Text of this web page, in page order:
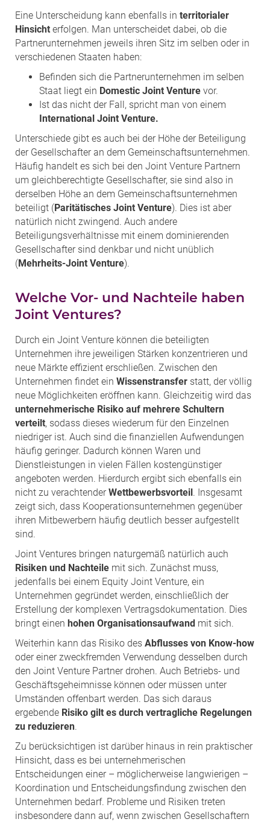
Eine Unterscheidung kann ebenfalls in territorialer
Hinsicht erfolgen. Man unterscheidet dabei, ob die
Partnerunternehmen jeweils ihren Sitz im selben oder in
verschiedenen Staaten haben:
Befinden sich die Partnerunternehmen im selben
Staat liegt ein Domestic Joint Venture vor.
Ist das nicht der Fall, spricht man von einem
International Joint Venture.
Unterschiede gibt es auch bei der Höhe der Beteiligung
der Gesellschafter an dem Gemeinschaftsunternehmen.
Häufig handelt es sich bei den Joint Venture Partnern
um gleichberechtigte Gesellschafter, sie sind also in
derselben Höhe an dem Gemeinschaftsunternehmen
beteiligt (Paritätisches Joint Venture). Dies ist aber
natürlich nicht zwingend. Auch andere
Beteiligungsverhältnisse mit einem dominierenden
Gesellschafter sind denkbar und nicht unüblich
(Mehrheits-Joint Venture).
Welche Vor- und Nachteile haben
Joint Ventures?
Durch ein Joint Venture können die beteiligten
Unternehmen ihre jeweiligen Stärken konzentrieren und
neue Märkte effizient erschließen. Zwischen den
Unternehmen findet ein Wissenstransfer statt, der völlig
neue Möglichkeiten eröffnen kann. Gleichzeitig wird das
unternehmerische Risiko auf mehrere Schultern
verteilt, sodass dieses wiederum für den Einzelnen
niedriger ist. Auch sind die finanziellen Aufwendungen
häufig geringer. Dadurch können Waren und
Dienstleistungen in vielen Fällen kostengünstiger
angeboten werden. Hierdurch ergibt sich ebenfalls ein
nicht zu verachtenderWettbewerbsvorteil. Insgesamt
zeigt sich, dass Kooperationsunternehmen gegenüber
ihren Mitbewerbern häufig deutlich besser aufgestellt
sind.
Joint Ventures bringen naturgemäß natürlich auch
Risiken und Nachteile mit sich. Zunächst muss,
jedenfalls bei einem Equity Joint Venture, ein
Unternehmen gegründet werden, einschließlich der
Erstellung der komplexen Vertragsdokumentation. Dies
bringt einen hohen Organisationsaufwand mit sich.
Weiterhin kann das Risiko des Abflusses von Know-how
oder einer zweckfremden Verwendung desselben durch
den Joint Venture Partner drohen. Auch Betriebs- und
Geschäftsgeheimnisse können oder müssen unter
Umständen offenbart werden. Das sich daraus
ergebende Risiko gilt es durch vertragliche Regelungen
zu reduzieren.
Zu berücksichtigen ist darüber hinaus in rein praktischer
Hinsicht, dass es bei unternehmerischen
Entscheidungen einer – möglicherweise langwierigen –
Koordination und Entscheidungsfindung zwischen den
Unternehmen bedarf. Probleme und Risiken treten
insbesondere dann auf, wenn zwischen Gesellschaftern